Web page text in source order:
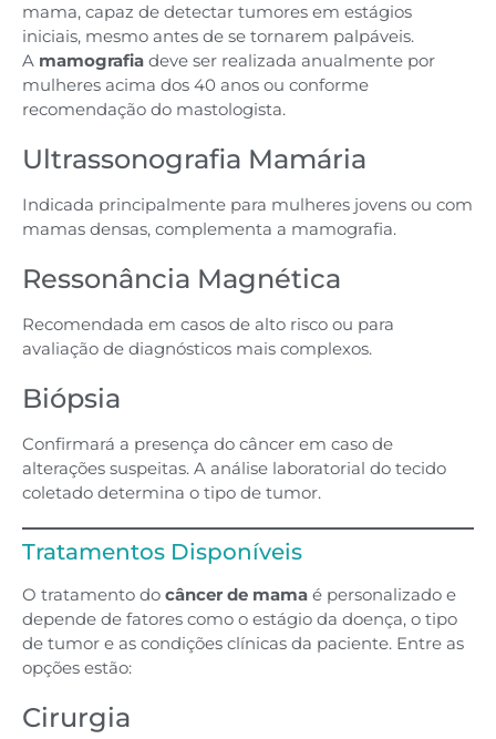
mama, capaz de detectar tumores em estágios
iniciais, mesmo antes de se tornarem palpáveis.
A mamografia deve ser realizada anualmente por
mulheres acima dos 40 anos ou conforme
recomendação do mastologista.
Ultrassonografia Mamária
Indicada principalmente para mulheres jovens ou com
mamas densas, complementa a mamografia.
Ressonância Magnética
Recomendada em casos de alto risco ou para
avaliação de diagnósticos mais complexos.
Biópsia
Confirmará a presença do câncer em caso de
alterações suspeitas. A análise laboratorial do tecido
coletado determina o tipo de tumor.
Tratamentos Disponíveis
O tratamento do câncer de mama é personalizado e
depende de fatores como o estágio da doença, o tipo
de tumor e as condições clínicas da paciente. Entre as
opções estão:
Cirurgia